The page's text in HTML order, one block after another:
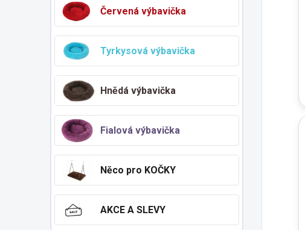
Červená výbavička
Tyrkysová výbavička
Hnědá výbavička
Fialová výbavička
Něco pro KOČKY
AKCE A SLEVY